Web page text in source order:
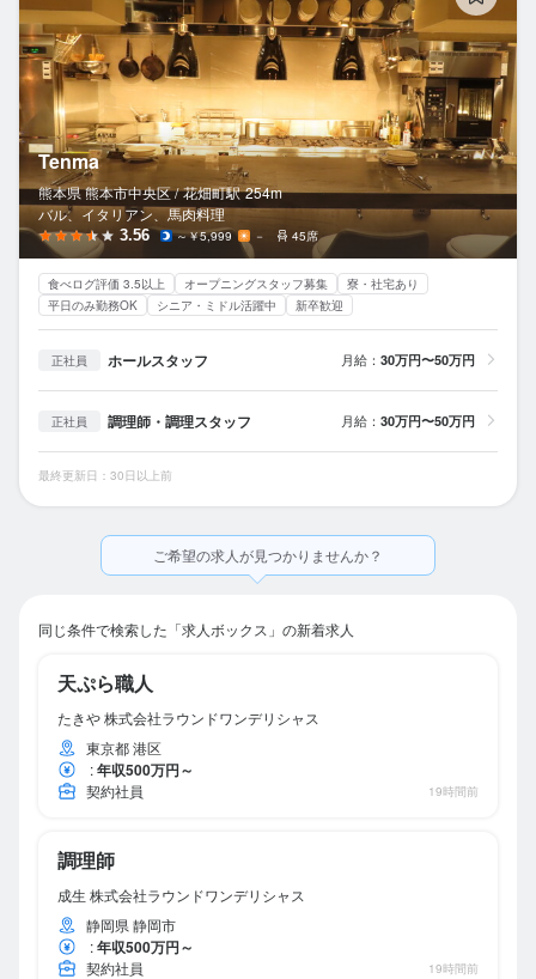
Tenma
熊本県 熊本市中央区 / 花畑町駅 254m
バル、イタリアン、馬肉料理
3.56 ～￥5,999 － 45席
食べログ評価 3.5以上 オープニングスタッフ募集
寮・社宅あり
平日のみ勤務OK
シニア・ミドル活躍中 新卒歓迎
正社員 ホールスタッフ 月給： 30万円〜50万円
正社員 調理師・調理スタッフ 月給： 30万円〜50万円
最終更新日：30日以上前
ご希望の求人が見つかりませんか？
同じ条件で検索した「求人ボックス」の新着求人
天ぷら職人
たきや 株式会社ラウンドワンデリシャス
東京都 港区
:年収500万円～
契約社員 19時間前
調理師
成生 株式会社ラウンドワンデリシャス
静岡県 静岡市
:年収500万円～
契約社員 19時間前